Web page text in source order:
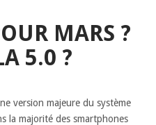
MARS ?
5.0 ?
version majeure du système
la majorité des smartphones